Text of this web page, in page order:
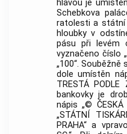
hlavou je
Schebkova
ratolesti a státní
hloubky v
pásu při levém
vyznačeno číslo
„100“.
dole umístěn
TRESTÁ
bankovky je
nápis „©
„STÁTNÍ
PRAHA“ a